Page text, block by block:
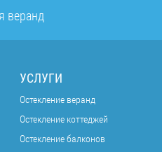
веранд
УСЛУГИ
Остекление веранд
Остекление коттеджей
Остекление балконов